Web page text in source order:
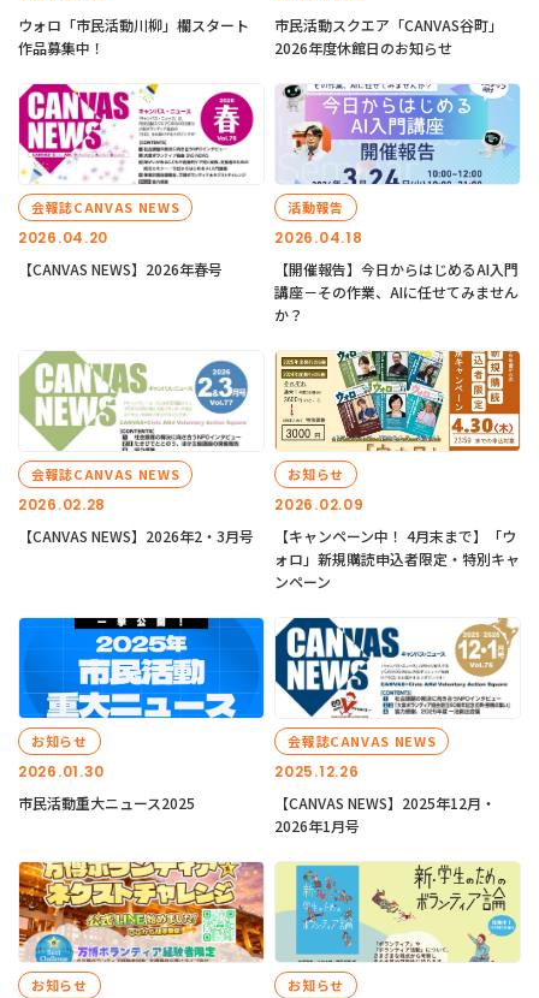
ウォロ「市民活動川柳」欄スタート
作品募集中！
市民活動スクエア「CANVAS谷町」
2026年度休館日のお知らせ
2026.04.20
会報誌CANVAS NEWS
【CANVAS NEWS】2026年春号
2026.04.18
活動報告
【開催報告】今日からはじめるAI入門
講座－その作業、AIに任せてみません
か？
2026.02.28
会報誌CANVAS NEWS
【CANVAS NEWS】2026年2・3月号
2026.02.09
お知らせ
【キャンペーン中！ 4月末まで】「ウ
ォロ」新規購読申込者限定・特別キャ
ンペーン
2026.01.30
お知らせ
市民活動重大ニュース2025
2025.12.26
会報誌CANVAS NEWS
【CANVAS NEWS】2025年12月・
2026年1月号
お知らせ お知らせ